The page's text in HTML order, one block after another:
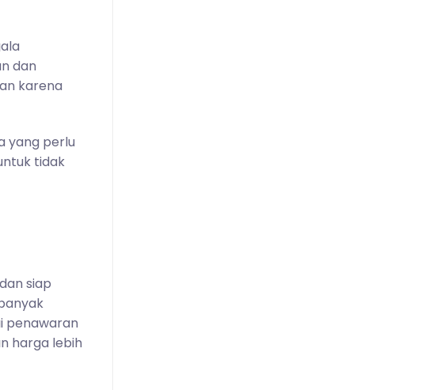
dan
karena
yang perlu
tidak
siap
penawaran
harga lebih